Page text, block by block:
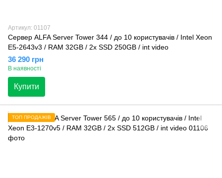
Артикул: 01107
Сервер ALFA Server Tower 344 / до 10 користувачів / Intel Xeon
E5-2643v3 / RAM 32GB / 2x SSD 250GB / int video
36 290 грн
В наявності
Купити
ТОП ПРОДАЖІВ